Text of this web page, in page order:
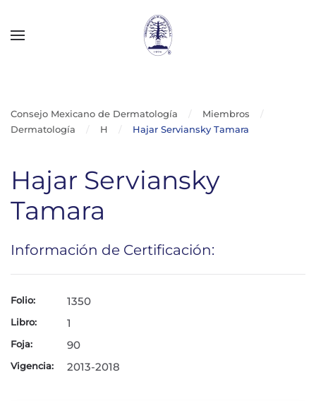
Consejo Mexicano de Dermatología
Miembros
Dermatología
H Hajar Serviansky Tamara
Hajar Serviansky
Tamara
Información de Certificación:
Folio: 1350
Libro: 1
Foja: 90
Vigencia: 2013-2018